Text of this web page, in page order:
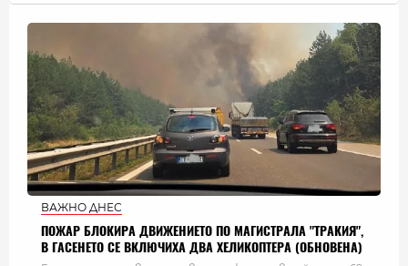
ВАЖНО ДНЕС
ПОЖАР БЛОКИРА ДВИЖЕНИЕТО ПО МАГИСТРАЛА "ТРАКИЯ",
В ГАСЕНЕТО СЕ ВКЛЮЧИХА ДВА ХЕЛИКОПТЕРА (ОБНОВЕНА)